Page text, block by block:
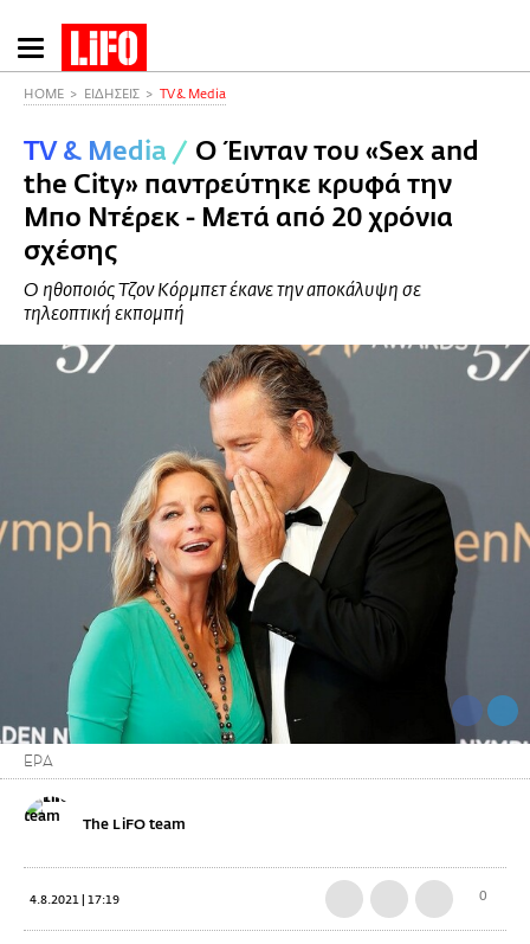
Παράκαμψη
προς
περιεχόμενο
HOME ΕΙΔΗΣΕΙΣ TV & Media
TV & Media / Ο Έινταν του «Sex and
the City» παντρεύτηκε κρυφά την
Μπο Ντέρεκ - Μετά από 20 χρόνια
σχέσης
Ο ηθοποιός Τζον Κόρμπετ έκανε την αποκάλυψη σε
τηλεοπτική εκπομπή
EPA
The LiFO team
4.8.2021 | 17:19 0